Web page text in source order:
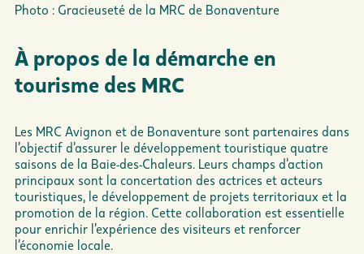
Photo : Gracieuseté de la MRC de Bonaventure
À propos de la démarche en
tourisme des MRC
Les MRC Avignon et de Bonaventure sont partenaires dans
l’objectif d’assurer le développement touristique quatre
saisons de la Baie-des-Chaleurs. Leurs champs d’action
principaux sont la concertation des actrices et acteurs
touristiques, le développement de projets territoriaux et la
promotion de la région. Cette collaboration est essentielle
pour enrichir l’expérience des visiteurs et renforcer
l’économie locale.